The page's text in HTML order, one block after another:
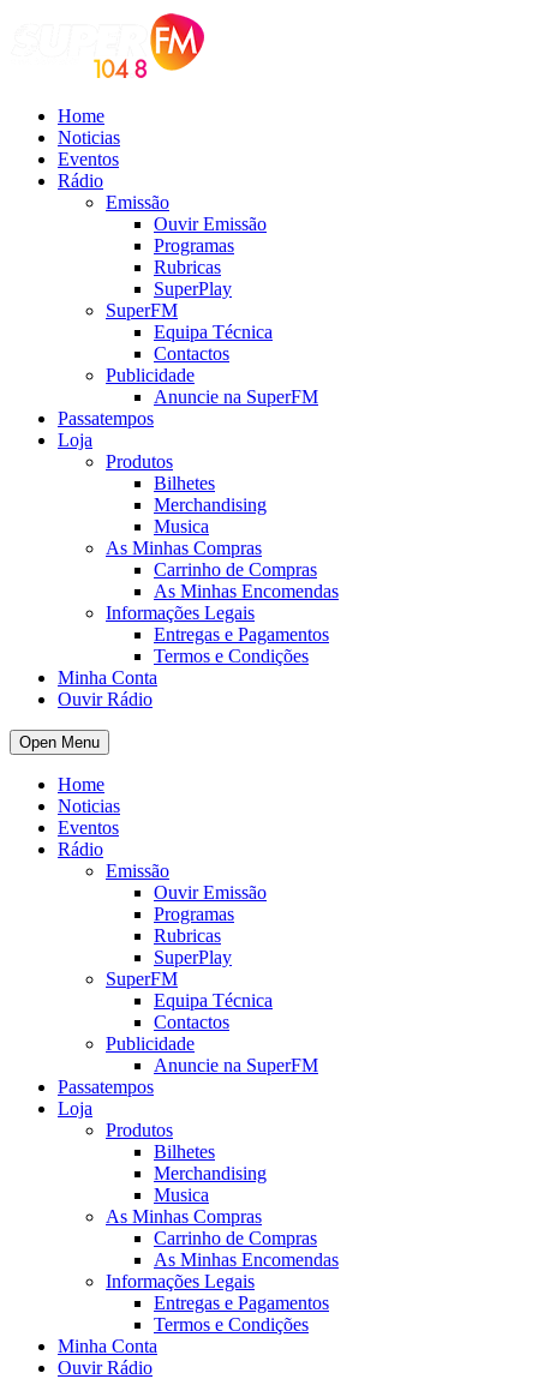
Home
Noticias
Eventos
Rádio
Emissão
Ouvir Emissão
Programas
Rubricas
SuperPlay
SuperFM
Equipa Técnica
Contactos
Publicidade
Anuncie na SuperFM
Passatempos
Loja
Produtos
Bilhetes
Merchandising
Musica
As Minhas Compras
Carrinho de Compras
As Minhas Encomendas
Informações Legais
Entregas e Pagamentos
Termos e Condições
Minha Conta
Ouvir Rádio
Open Menu
Home
Noticias
Eventos
Rádio
Emissão
Ouvir Emissão
Programas
Rubricas
SuperPlay
SuperFM
Equipa Técnica
Contactos
Publicidade
Anuncie na SuperFM
Passatempos
Loja
Produtos
Bilhetes
Merchandising
Musica
As Minhas Compras
Carrinho de Compras
As Minhas Encomendas
Informações Legais
Entregas e Pagamentos
Termos e Condições
Minha Conta
Ouvir Rádio